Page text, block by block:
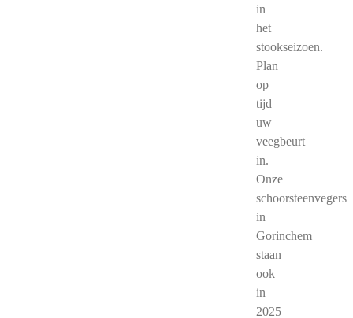
in
het
stookseizoen.
Plan
op
tijd
uw
veegbeurt
in.
Onze
schoorsteenvegers
in
Gorinchem
staan
ook
in
2025